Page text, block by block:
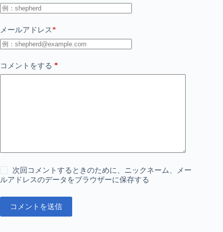
メールアドレス*
コメントをする *
次回コメントするときのために、ニックネーム、メー
ルアドレスのデータをブラウザーに保存する
コメントを送信